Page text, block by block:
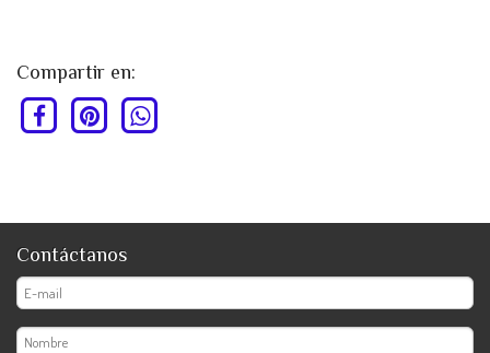
Compartir en:
Contáctanos